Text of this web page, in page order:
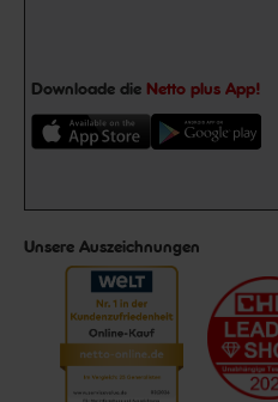
Downloade die Netto plus App!
Unsere Auszeichnungen